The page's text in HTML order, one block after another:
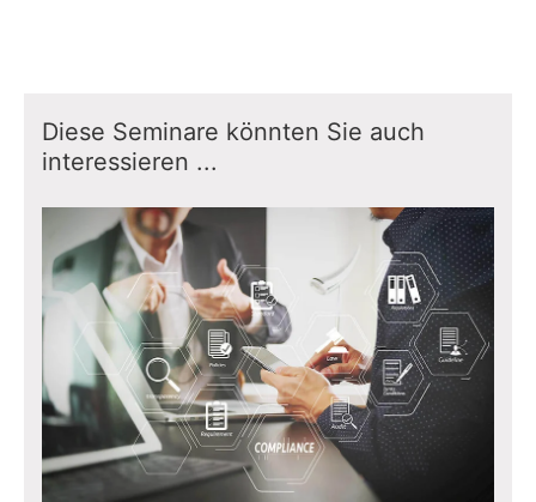
Diese Seminare könnten Sie auch
interessieren ...